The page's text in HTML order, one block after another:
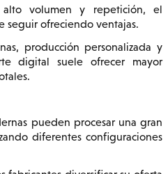
volumen y repetición, el
ofreciendo ventajas.
producción personalizada y
digital suele ofrecer mayor
pueden procesar una gran
diferentes configuraciones